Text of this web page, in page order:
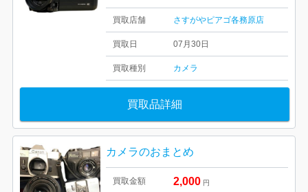
買取店舗 さすがやピアゴ各務原店
買取日 07月30日
買取種別 カメラ
買取品詳細
カメラのおまとめ
買取金額 2,000 円